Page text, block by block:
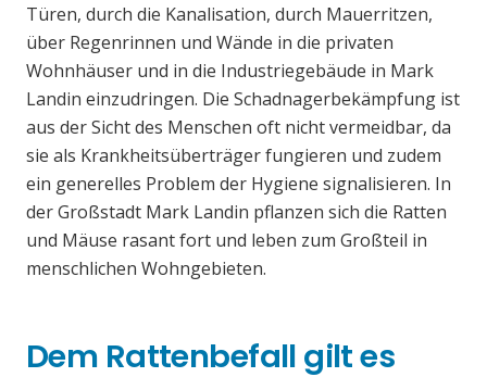
Türen, durch die Kanalisation, durch Mauerritzen,
über Regenrinnen und Wände in die privaten
Wohnhäuser und in die Industriegebäude in Mark
Landin einzudringen. Die Schadnagerbekämpfung ist
aus der Sicht des Menschen oft nicht vermeidbar, da
sie als Krankheitsüberträger fungieren und zudem
ein generelles Problem der Hygiene signalisieren. In
der Großstadt Mark Landin pflanzen sich die Ratten
und Mäuse rasant fort und leben zum Großteil in
menschlichen Wohngebieten.
Dem Rattenbefall gilt es